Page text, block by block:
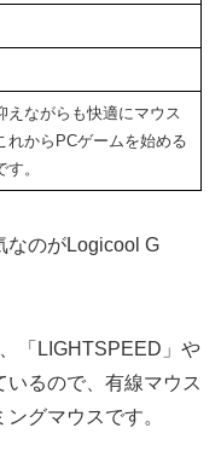
えながらも快適にマウス
れからPCゲームを始める
。
なのがLogicool G
「LIGHTSPEED」や
いるので、有線マウス
グマウスです。